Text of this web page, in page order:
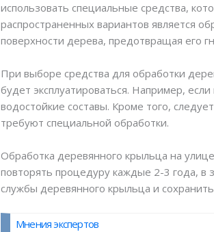
использовать специальные средства,
распространенных вариантов является
поверхности дерева, предотвращая его
При выборе средства для обработки
будет эксплуатироваться. Например,
водостойкие составы. Кроме того,
требуют специальной обработки.
Обработка деревянного крыльца на
повторять процедуру каждые 2-3 года, в
службы деревянного крыльца и
Мнения экспертов